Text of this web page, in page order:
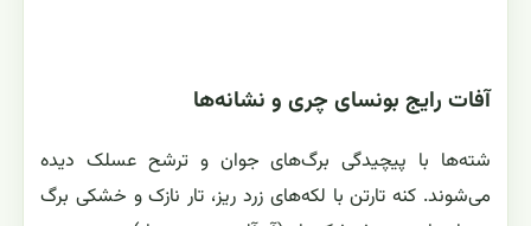
آفات رایج بونسای چری و نشانه‌ها
شته‌ها با پیچیدگی برگ‌های جوان و ترشح عسلک دیده
می‌شوند. کنه تارتن با لکه‌های زرد ریز، تار نازک و خشکی برگ